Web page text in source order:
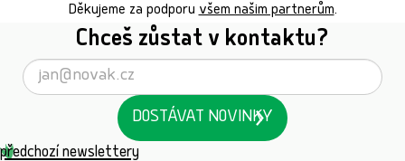
Děkujeme za podporuvšem našim partnerům.
Chceš zůstat v kontaktu?
DOSTÁVAT NOVINKY
předchozí newslettery